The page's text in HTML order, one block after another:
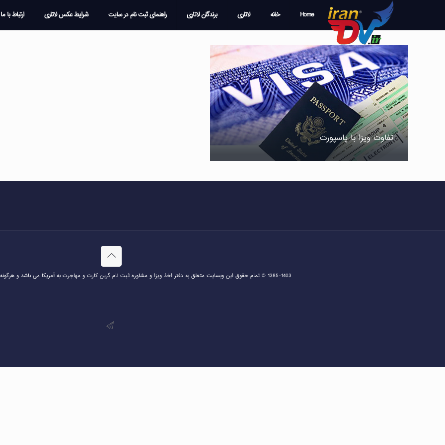
Home خانه لاتاری برندگان لاتاری راهنمای ثبت نام در سایت شرایط عکس لاتاری ارتباط با ما
تفاوت ویزا با پاسپورت
1385-1403 © تمام حقوق این وبسایت متعلق به دفتر اخذ ویزا و مشاوره ثبت نام گرین کارت و مهاجرت به آمریکا می باشد و هرگونه کپی برداری پیگرد قانونی دارد.